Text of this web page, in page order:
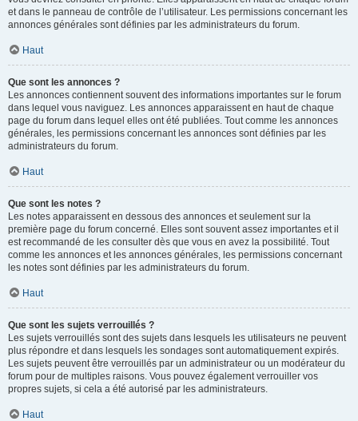
et dans le panneau de contrôle de l’utilisateur. Les permissions concernant les
annonces générales sont définies par les administrateurs du forum.
Haut
Que sont les annonces ?
Les annonces contiennent souvent des informations importantes sur le forum
dans lequel vous naviguez. Les annonces apparaissent en haut de chaque
page du forum dans lequel elles ont été publiées. Tout comme les annonces
générales, les permissions concernant les annonces sont définies par les
administrateurs du forum.
Haut
Que sont les notes ?
Les notes apparaissent en dessous des annonces et seulement sur la
première page du forum concerné. Elles sont souvent assez importantes et il
est recommandé de les consulter dès que vous en avez la possibilité. Tout
comme les annonces et les annonces générales, les permissions concernant
les notes sont définies par les administrateurs du forum.
Haut
Que sont les sujets verrouillés ?
Les sujets verrouillés sont des sujets dans lesquels les utilisateurs ne peuvent
plus répondre et dans lesquels les sondages sont automatiquement expirés.
Les sujets peuvent être verrouillés par un administrateur ou un modérateur du
forum pour de multiples raisons. Vous pouvez également verrouiller vos
propres sujets, si cela a été autorisé par les administrateurs.
Haut